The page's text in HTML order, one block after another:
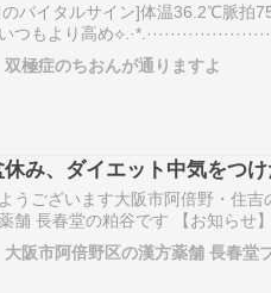
のバイタルサイン]体温36.2℃脈拍
つもより高め
の影響かお腹がゆるい水分しっか
双極症のちおんが通りますよ
休み、ダイエット中気をつ
うございます大阪市阿倍野・住
舗 長春堂の粕谷です 【お知らせ
となります。よろしくお願いいた
が多いようですね。 漢方薬舗長
大阪市阿倍野区の漢方薬舗 長春堂